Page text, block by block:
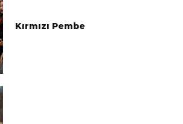
Kırmızı Pembe